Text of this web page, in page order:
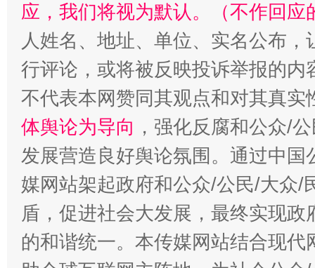
应，我们将视为默认。（不作回应
人姓名、地址、单位、实名公布
行评论，或将被反映投诉举报的
不代表本网赞同其观点和对其真实
体舆论为导向 ，强化反腐和公众/
发展营造良好舆论氛围。通过中
媒网站架起政府和公众/公民/大众/
盾，促进社会大发展，最终实现
的和谐统一。本传媒网站结合现